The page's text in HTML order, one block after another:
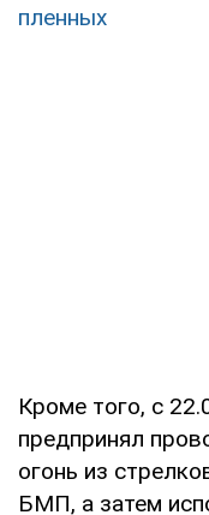
пленных
Кроме того, с
предпринял
огонь из
БМП, а затем